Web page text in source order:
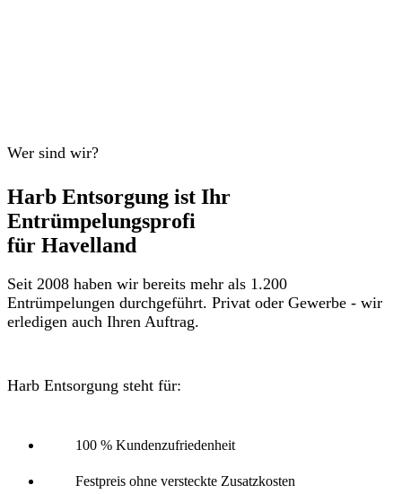
Wer sind wir?
Harb Entsorgung ist Ihr
Entrümpelungsprofi
für Havelland
Seit 2008 haben wir bereits mehr als 1.200
Entrümpelungen durchgeführt. Privat oder Gewerbe - wir
erledigen auch Ihren Auftrag.
Harb Entsorgung steht für:
100 % Kundenzufriedenheit
Festpreis ohne versteckte Zusatzkosten